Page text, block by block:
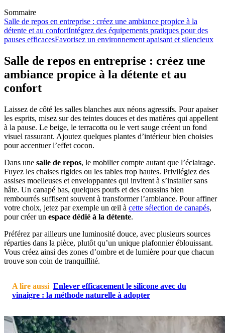
Sommaire
Salle de repos en entreprise : créez une ambiance propice à la
détente et au confortIntégrez des équipements pratiques pour des
pauses efficacesFavorisez un environnement apaisant et silencieux
Salle de repos en entreprise : créez une
ambiance propice à la détente et au
confort
Laissez de côté les salles blanches aux néons agressifs. Pour apaiser
les esprits, misez sur des teintes douces et des matières qui appellent
à la pause. Le beige, le terracotta ou le vert sauge créent un fond
visuel rassurant. Ajoutez quelques plantes d’intérieur bien choisies
pour accentuer l’effet cocon.
Dans une salle de repos, le mobilier compte autant que l’éclairage.
Fuyez les chaises rigides ou les tables trop hautes. Privilégiez des
assises moelleuses et enveloppantes qui invitent à s’installer sans
hâte. Un canapé bas, quelques poufs et des coussins bien
rembourrés suffisent souvent à transformer l’ambiance. Pour affiner
votre choix, jetez par exemple un œil à cette sélection de canapés,
pour créer un espace dédié à la détente.
Préférez par ailleurs une luminosité douce, avec plusieurs sources
réparties dans la pièce, plutôt qu’un unique plafonnier éblouissant.
Vous créez ainsi des zones d’ombre et de lumière pour que chacun
trouve son coin de tranquillité.
A lire aussi Enlever efficacement le silicone avec du
vinaigre : la méthode naturelle à adopter